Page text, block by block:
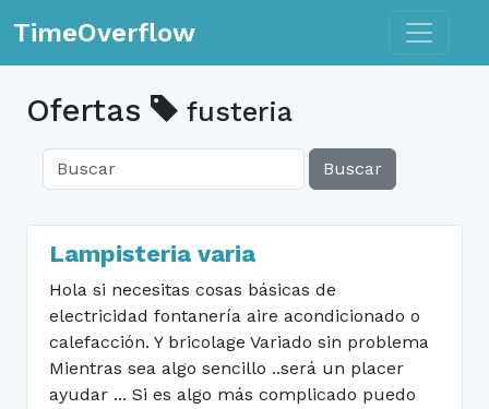
TimeOverflow Toggle
Ofertas fusteria
Buscar
Lampisteria varia
Hola si necesitas cosas básicas de
electricidad fontanería aire acondicionado o
calefacción. Y bricolage Variado sin problema
Mientras sea algo sencillo ..será un placer
ayudar ... Si es algo más complicado puedo